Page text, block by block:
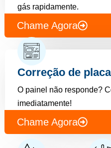
gás rapidamente.
Chame Agora
Correção de
O painel não responde?
imediatamente!
Chame Agora